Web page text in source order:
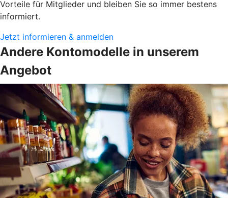
Vorteile für Mitglieder und bleiben Sie so immer bestens
informiert.
Jetzt informieren & anmelden
Andere Kontomodelle in unserem
Angebot